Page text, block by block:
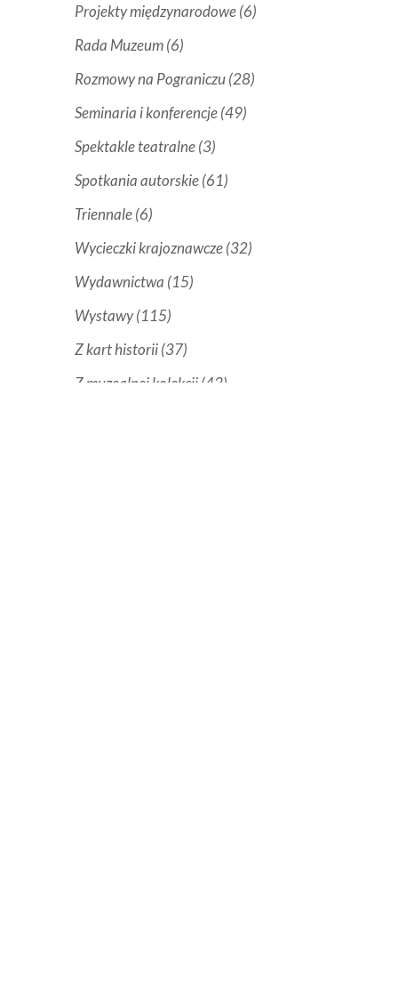
Projekty międzynarodowe(6)
Rada Muzeum(6)
Rozmowy na Pograniczu(28)
Seminaria i konferencje(49)
Spektakle teatralne(3)
Spotkania autorskie(61)
Triennale(6)
Wycieczki krajoznawcze(32)
Wydawnictwa (15)
Wystawy(115)
Z kart historii(37)
Z muzealnej kolekcji(43)